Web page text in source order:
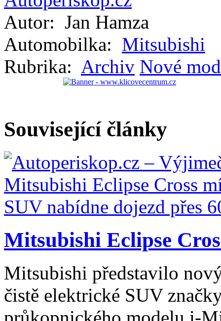
Autor: Jan Hamza
Automobilka: Mitsubishi
Rubrika: Archiv Nové
Související články
Mitsubishi Eclipse
Mitsubishi představilo
čistě elektrické SUV